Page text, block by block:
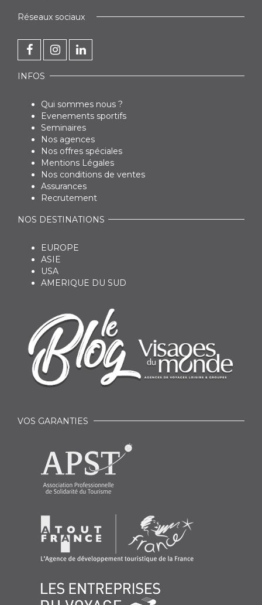
Réseaux sociaux
INFOS
Qui sommes nous ?
Evenements sportifs
Seminaires
Nos agences
Nos offres spéciales
Mentions Légales
Nos conditions de ventes
Assurances
Recrutement
NOS DESTINATIONS
EUROPE
ASIE
USA
AMERIQUE DU SUD
VOS GARANTIES